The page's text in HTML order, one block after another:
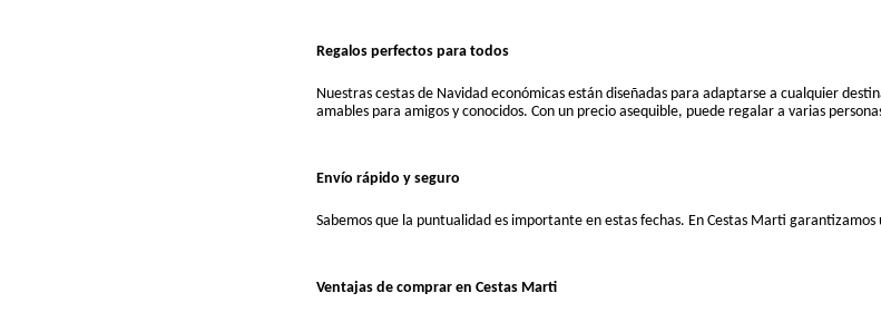
Regalos perfectos para todos
Nuestras cestas de Navidad económicas están diseñadas para adaptarse a cualquier
amables para amigos y conocidos. Con un precio asequible, puede regalar a varias
Envío rápido y seguro
Sabemos que la puntualidad es importante en estas fechas. En Cestas Marti
Ventajas de comprar en Cestas Marti